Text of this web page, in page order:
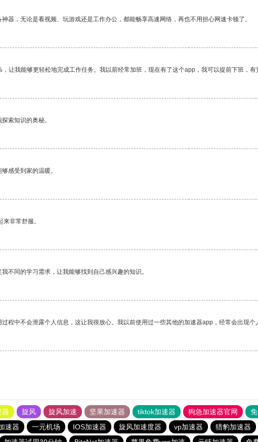
器，无论是看视频、玩游戏还是工作办公，都能畅享高速网络，再也不用担心网速卡顿了。
让我能够更轻松地完成工作任务。我以前经常加班，现在有了这个app，我可以提前下班，有
索知识的奥秘。
感受到家的温暖。
非常舒服。
不同的学习需求，让我能够找到自己感兴趣的知识。
程中不会泄露个人信息，这让我很放心。我以前使用过一些其他的加速器app，经常会出现个
器 旋风 旋风加速 坚果加速器 tiktok加速器 狗急加速器官网
速器 一元机场 IOS加速器 旋风加速度器 vp加速器 猎豹加速器